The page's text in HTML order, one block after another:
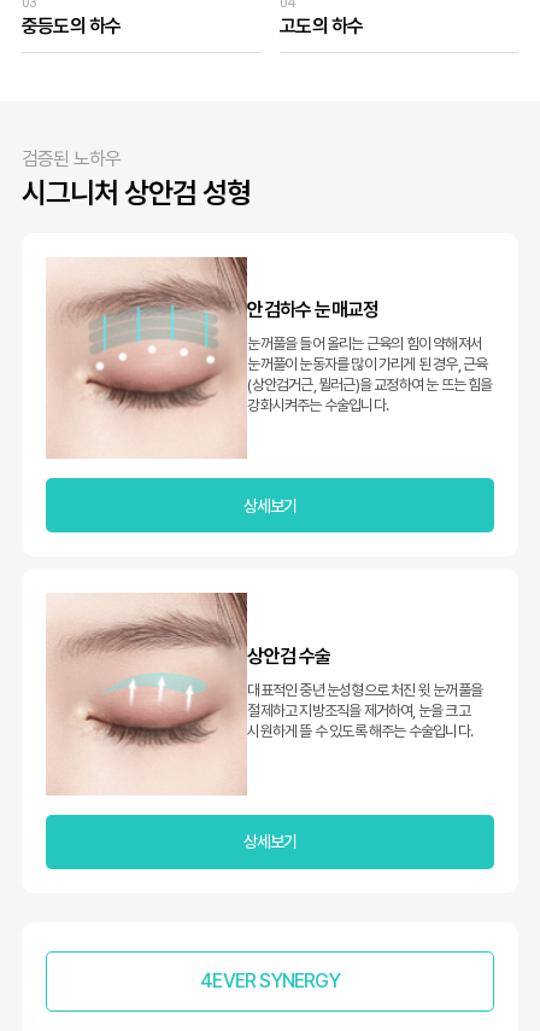
중등도의 하수 고도의 하수
검증된 노하우
시그니처 상안검 성형
안검하수 눈매교정
눈꺼풀을 들어 올리는 근육의 힘이 약해져서
눈꺼풀이 눈동자를 많이 가리게 된 경우, 근육
(상안검거근, 뮐러근)을 교정하여 눈 뜨는 힘을
강화시켜주는 수술입니다.
상세보기
상안검 수술
대표적인 중년 눈성형으로 처진 윗 눈꺼풀을
절제하고 지방조직을 제거하여, 눈을 크고
시원하게 뜰 수 있도록 해주는 수술입니다.
상세보기
4EVER SYNERGY